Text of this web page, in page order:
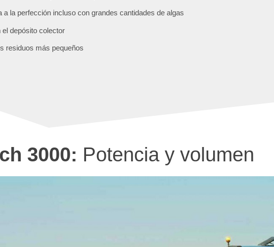
a la perfección incluso con grandes cantidades de algas
depósito colector
residuos más pequeños
3000: Potencia y volumen